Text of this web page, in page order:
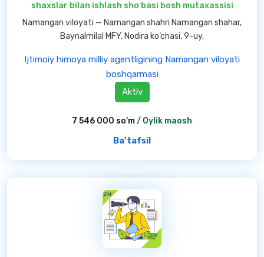
shaxslar bilan ishlash shoʻbasi bosh mutaxassisi
Namangan viloyati — Namangan shahri Namangan shahar,
Baynalmilal MFY, Nodira ko‘chasi, 9-uy.
Ijtimoiy himoya milliy agentligining Namangan viloyati
boshqarmasi
Aktiv
7 546 000 so'm/ Oylik maosh
Ba'tafsil